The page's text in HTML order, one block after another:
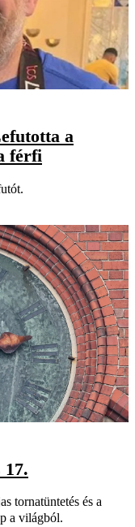
a
férfi
tornatüntetés és a
a világból.